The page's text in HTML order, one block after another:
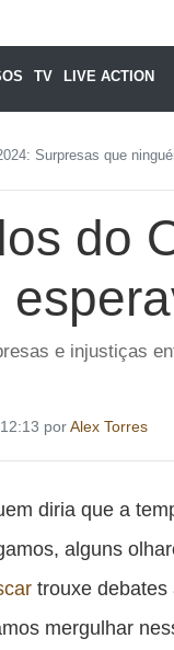
TV LIVE ACTION
Surpresas que
do
e injustiças
porAlex Torres
diria que a
alguns
trouxe debates
mergulhar